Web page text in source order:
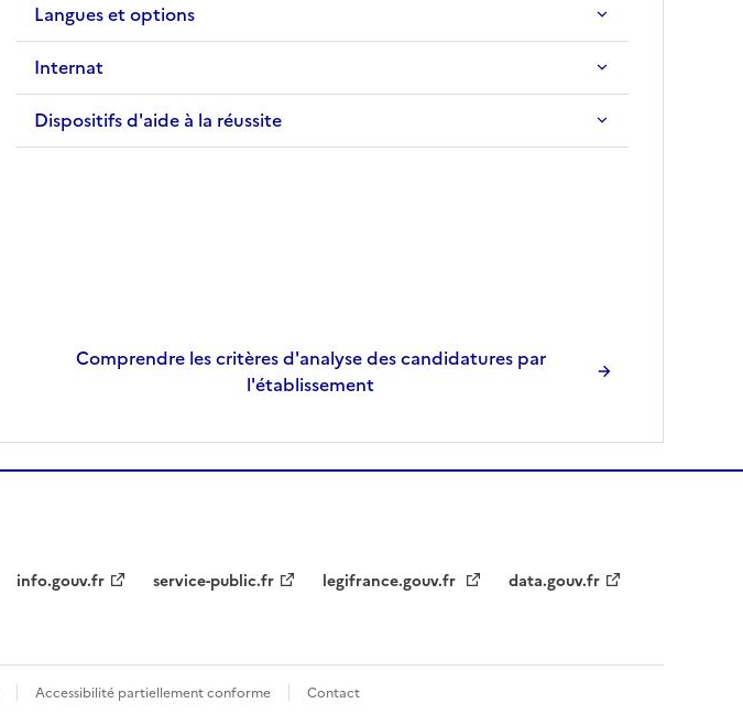
Langues et options
Internat
Dispositifs d'aide à la réussite
Comprendre les critères d'analyse des candidatures par
l'établissement
info.gouv.fr service-public.fr legifrance.gouv.fr data.gouv.fr
Accessibilité partiellement conforme Contact